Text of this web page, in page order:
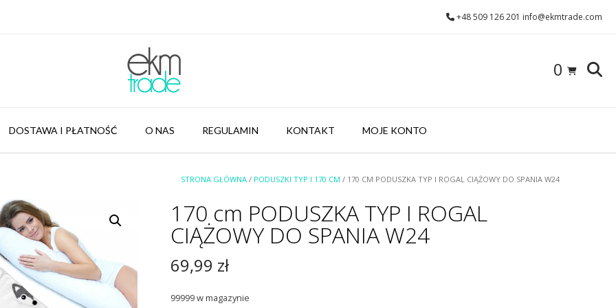
+48 509 126 201 info@ekmtrade.com
0
DOSTAWA I PŁATNOŚĆ O NAS REGULAMIN KONTAKT MOJE KONTO
STRONA GŁÓWNA / PODUSZKI TYP I 170 CM / 170 CM PODUSZKA TYP I ROGAL CIĄŻOWY DO SPANIA W24
170 cm PODUSZKA TYP I ROGAL
CIĄŻOWY DO SPANIA W24
69,99 zł
99999 w magazynie